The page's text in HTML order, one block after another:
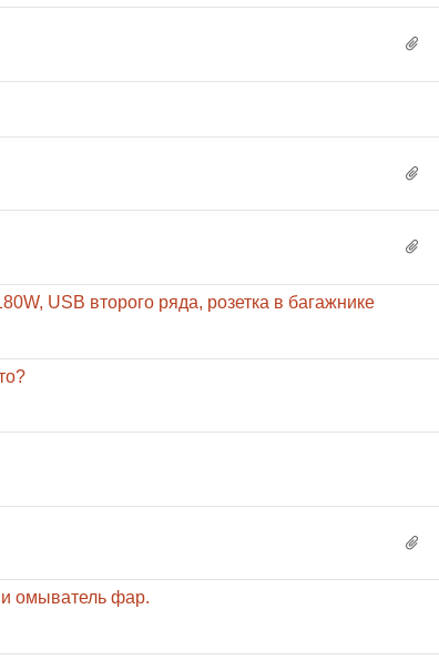
USB второго ряда, розетка в багажнике
и омыватель фар.